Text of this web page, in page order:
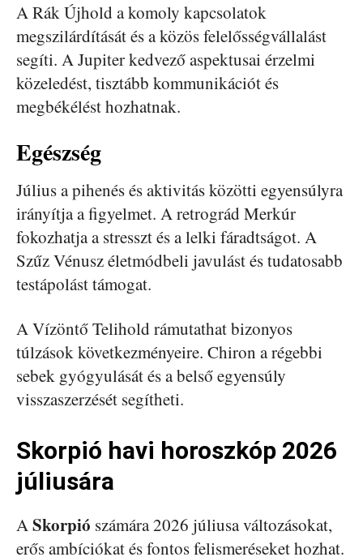
A Rák Újhold a komoly kapcsolatok
megszilárdítását és a közös felelősségvállalást
segíti. A Jupiter kedvező aspektusai érzelmi
közeledést, tisztább kommunikációt és
megbékélést hozhatnak.
Egészség
Július a pihenés és aktivitás közötti egyensúlyra
irányítja a figyelmet. A retrográd Merkúr
fokozhatja a stresszt és a lelki fáradtságot. A
Szűz Vénusz életmódbeli javulást és tudatosabb
testápolást támogat.
A Vízöntő Telihold rámutathat bizonyos
túlzások következményeire. Chiron a régebbi
sebek gyógyulását és a belső egyensúly
visszaszerzését segítheti.
Skorpió havi horoszkóp 2026
júliusára
ASkorpió számára 2026 júliusa változásokat,
erős ambíciókat és fontos felismeréseket hozhat.